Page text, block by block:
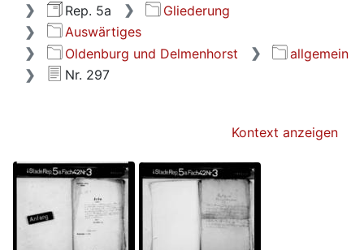
Rep. 5a
Gliederung
Auswärtiges
Oldenburg und Delmenhorst
allgemein
Nr. 297
Kontext anzeigen